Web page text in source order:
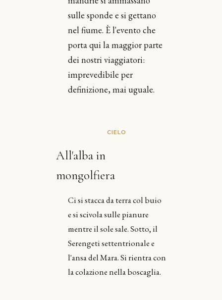
sulle sponde e si gettano
nel fiume. È l'evento che
porta qui la maggior parte
dei nostri viaggiatori:
imprevedibile per
definizione, mai uguale.
CIELO
All'alba in
mongolfiera
Ci si stacca da terra col buio
e si scivola sulle pianure
mentre il sole sale. Sotto, il
Serengeti settentrionale e
l'ansa del Mara. Si rientra con
la colazione nella boscaglia.